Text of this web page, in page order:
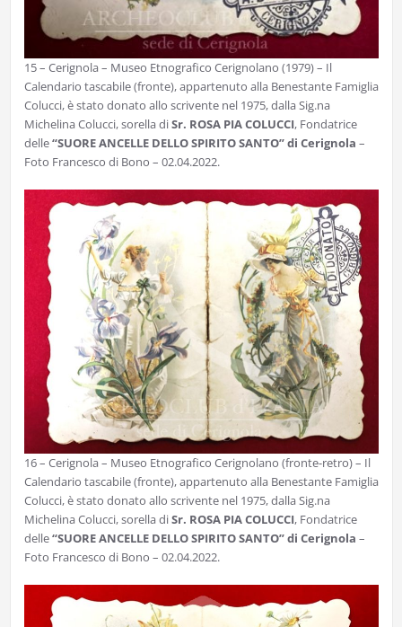
15 – Cerignola – Museo Etnografico Cerignolano (1979) – Il
Calendario tascabile (fronte), appartenuto alla Benestante Famiglia
Colucci, è stato donato allo scrivente nel 1975, dalla Sig.na
Michelina Colucci, sorella diSr. ROSA PIA COLUCCI, Fondatrice
delle“SUORE ANCELLE DELLO SPIRITO SANTO” di Cerignola –
Foto Francesco di Bono – 02.04.2022.
16 – Cerignola – Museo Etnografico Cerignolano (fronte-retro) – Il
Calendario tascabile (fronte), appartenuto alla Benestante Famiglia
Colucci, è stato donato allo scrivente nel 1975, dalla Sig.na
Michelina Colucci, sorella diSr. ROSA PIA COLUCCI, Fondatrice
delle“SUORE ANCELLE DELLO SPIRITO SANTO” di Cerignola –
Foto Francesco di Bono – 02.04.2022.